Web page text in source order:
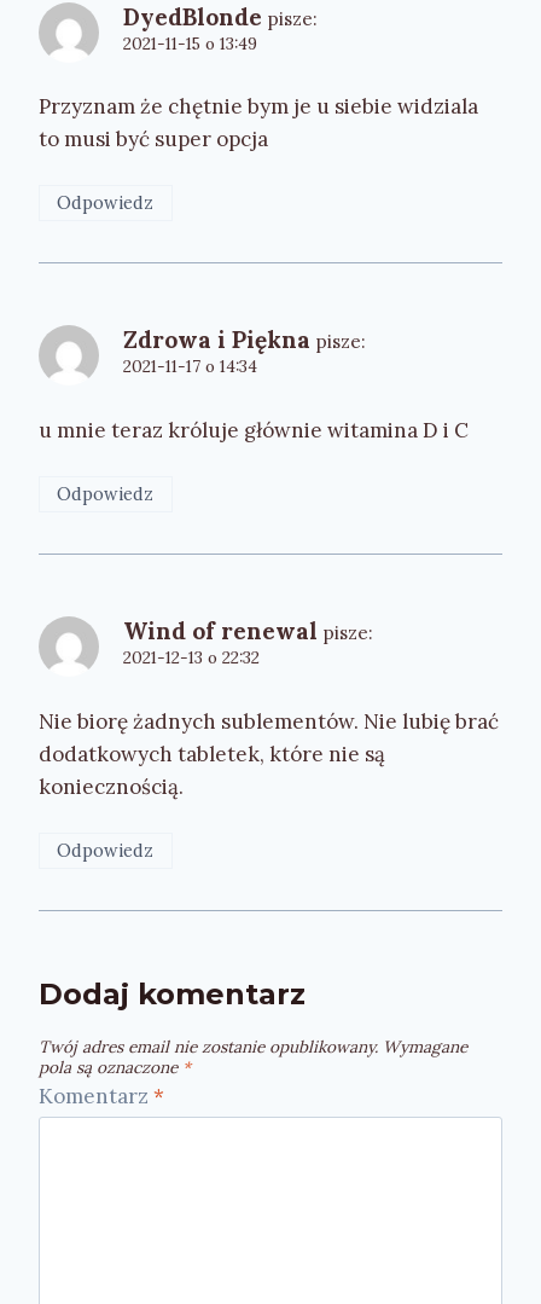
DyedBlonde pisze:
2021-11-15 o 13:49
Przyznam że chętnie bym je u siebie widziala
to musi być super opcja
Odpowiedz
Zdrowa i Piękna pisze:
2021-11-17 o 14:34
u mnie teraz króluje głównie witamina D i C
Odpowiedz
Wind of renewal pisze:
2021-12-13 o 22:32
Nie biorę żadnych sublementów. Nie lubię brać
dodatkowych tabletek, które nie są
koniecznością.
Odpowiedz
Dodaj komentarz
Twój adres email nie zostanie opublikowany. Wymagane
pola są oznaczone *
Komentarz *